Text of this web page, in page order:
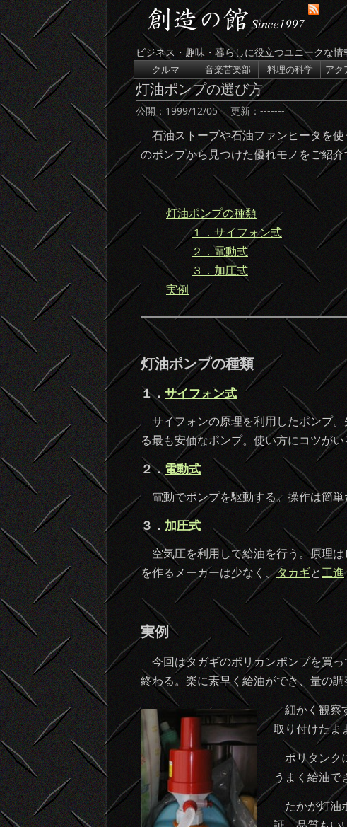
ビジネス・趣味・暮らしに役立つユニークな
コンテンツへスキップ
クルマ 音楽苦楽部 料理の科学 アク
灯油ポンプの選び方
公開： 1999/12/05更新： -------
石油ストーブや石油ファンヒータを
のポンプから見つけた優れモノをご紹介
灯油ポンプの種類
１．サイフォン式
２．電動式
３．加圧式
実例
灯油ポンプの種類
１． サイフォン式
サイフォンの原理を利用したポンプ。
る最も安価なポンプ。使い方にコツがい
２． 電動式
電動でポンプを駆動する。操作は簡単
３． 加圧式
空気圧を利用して給油を行う。原理
を作るメーカーは少なく、タカギと工進
実例
今回はタガギのポリカンポンプを買
終わる。楽に素早く給油ができ、量の
細かく観察
取り付けたま
ポリタンク
うまく給油で
たかが灯油